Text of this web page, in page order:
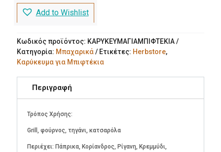
Add to Wishlist
Κωδικός προϊόντος: ΚΑΡΥΚΕΥΜΑΓΙΑΜΠΙΦΤΕΚΙΑ
Κατηγορία: Μπαχαρικά Ετικέτες: Herbstore,
Καρύκευμα για Μπιφτέκια
Περιγραφή
Τρόπος Χρήσης:
Grill, φούρνος, τηγάνι, κατσαρόλα
Περιέχει: Πάπρικα, Κορίανδρος, Ρίγανη, Κρεμμύδι,